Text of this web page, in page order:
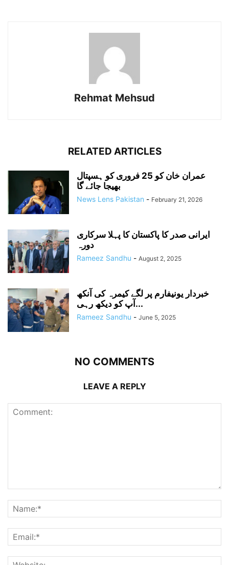
Rehmat Mehsud
RELATED ARTICLES
عمران خان کو 25 فروری کو ہسپتال
بھیجا جائے گا
News Lens Pakistan - February 21, 2026
ایرانی صدر کا پاکستان کا پہلا سرکاری
دورہ
Rameez Sandhu - August 2, 2025
خبردار یونیفارم پر لگے کیمرہ کی آنکھ
آپ کو دیکھ رہی...
Rameez Sandhu - June 5, 2025
NO COMMENTS
LEAVE A REPLY